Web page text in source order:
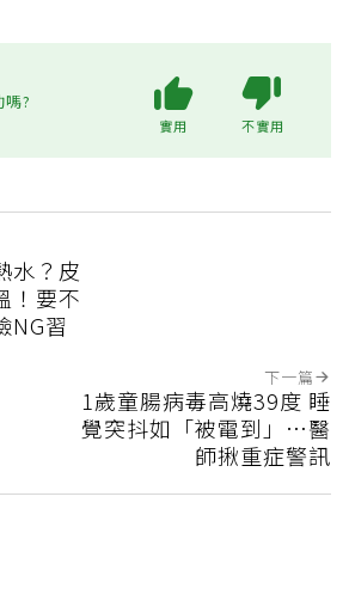
?
實用 不實用
水？皮
！要不
NG習
下一篇
1歲童腸病毒高燒39度 睡
覺突抖如「被電到」…醫
師揪重症警訊